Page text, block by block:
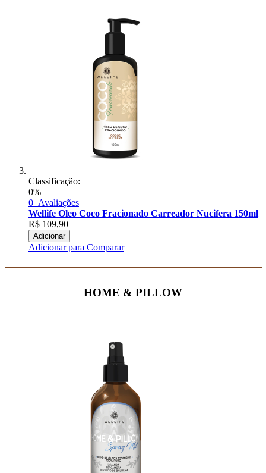
Classificação:
0%
0 Avaliações
Wellife Oleo Coco Fracionado Carreador Nucifera 150ml
R$ 109,90
Adicionar
Adicionar para Comparar
HOME & PILLOW